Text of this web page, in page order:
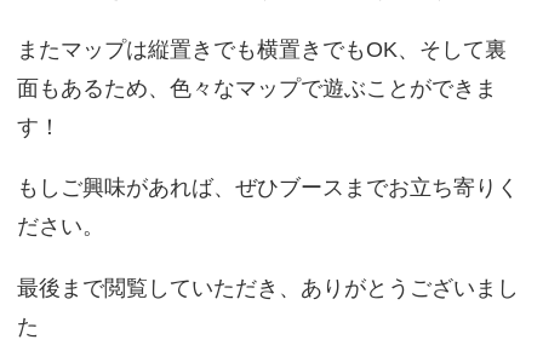
またマップは縦置きでも横置きでもOK、そして裏
面もあるため、色々なマップで遊ぶことができま
す！
もしご興味があれば、ぜひブースまでお立ち寄りく
ださい。
最後まで閲覧していただき、ありがとうございまし
た